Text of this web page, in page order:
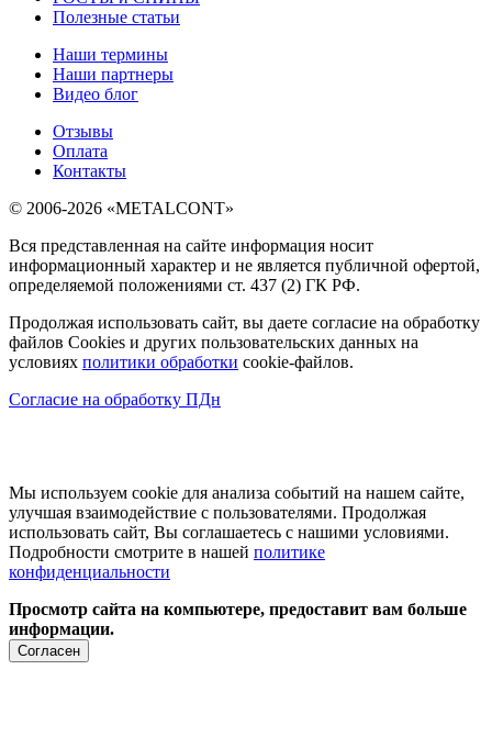
Полезные статьи
Наши термины
Наши партнеры
Видео блог
Отзывы
Оплата
Контакты
© 2006-2026 «METALCONT»
Вся представленная на сайте информация носит
информационный характер и не является публичной офертой,
определяемой положениями ст. 437 (2) ГК РФ.
Продолжая использовать сайт, вы даете согласие на обработку
файлов Cookies и других пользовательских данных на
условиях политики обработки cookie-файлов.
Согласие на обработку ПДн
Мы используем cookie для анализа событий на нашем сайте,
улучшая взаимодействие с пользователями. Продолжая
использовать сайт, Вы соглашаетесь с нашими условиями.
Подробности смотрите в нашей политике
конфиденциальности
Просмотр сайта на компьютере, предоставит вам больше
информации.
Согласен